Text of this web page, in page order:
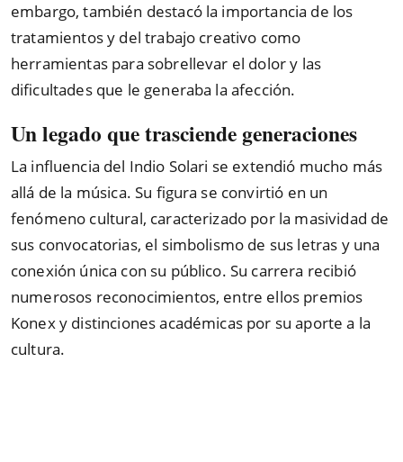
embargo, también destacó la importancia de los
tratamientos y del trabajo creativo como
herramientas para sobrellevar el dolor y las
dificultades que le generaba la afección.
Un legado que trasciende generaciones
La influencia del Indio Solari se extendió mucho más
allá de la música. Su figura se convirtió en un
fenómeno cultural, caracterizado por la masividad de
sus convocatorias, el simbolismo de sus letras y una
conexión única con su público. Su carrera recibió
numerosos reconocimientos, entre ellos premios
Konex y distinciones académicas por su aporte a la
cultura.